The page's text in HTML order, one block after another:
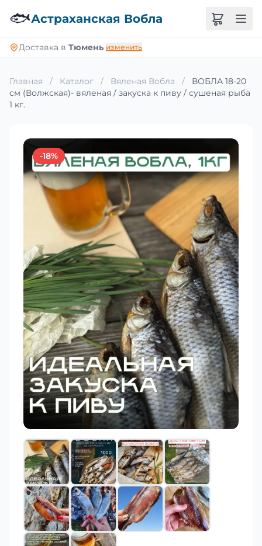
🐟Астраханская Вобла
Доставка в Тюмень изменить
Главная / Каталог / Вяленая Вобла /
ВОБЛА 18-20
см (Волжская)- вяленая / закуска к пиву / сушеная рыба
1 кг.
-18%